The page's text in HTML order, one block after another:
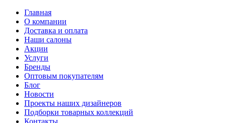
Главная
О компании
Доставка и оплата
Наши cалоны
Акции
Услуги
Бренды
Оптовым покупателям
Блог
Новости
Проекты наших дизайнеров
Подборки товарных коллекций
Контакты